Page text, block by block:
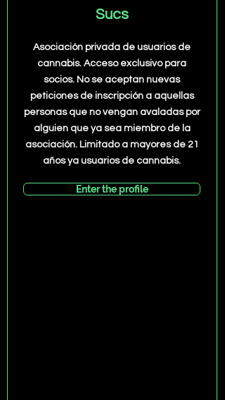
Sucs
Asociación privada de usuarios de
cannabis. Acceso exclusivo para
socios. No se aceptan nuevas
peticiones de inscripción a aquellas
personas que no vengan avaladas por
alguien que ya sea miembro de la
asociación. Limitado a mayores de 21
años ya usuarios de cannabis.
Enter the profile